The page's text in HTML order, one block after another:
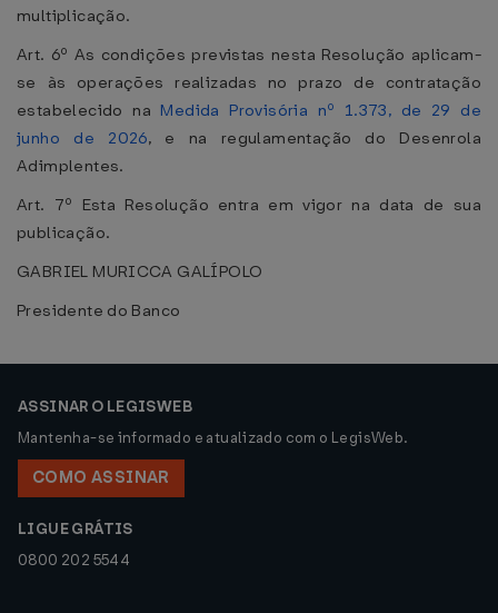
multiplicação.
Art. 6º As condições previstas nesta Resolução aplicam-
se às operações realizadas no prazo de contratação
estabelecido na Medida Provisória nº 1.373, de 29 de
junho de 2026, e na regulamentação do Desenrola
Adimplentes.
Art. 7º Esta Resolução entra em vigor na data de sua
publicação.
GABRIEL MURICCA GALÍPOLO
Presidente do Banco
ASSINAR O LEGISWEB
Mantenha-se informado e atualizado com o LegisWeb.
COMO ASSINAR
LIGUE GRÁTIS
0800 202 5544